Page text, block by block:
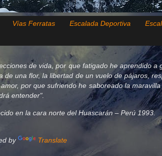
Vías Ferratas Escalada Deportiva
de vida, por que fatigado he aprendido
de una flor, la libertad de un vuelo de pájaros,
por que sufriendo he saboreado la
entender".
en la cara norte del Huascarán – Perú 1993.
by Translate